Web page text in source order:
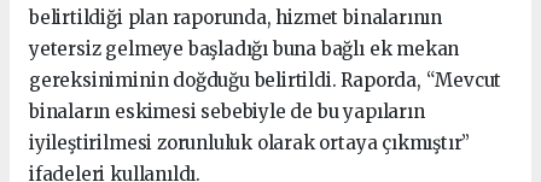
belirtildiği plan raporunda, hizmet binalarının
yetersiz gelmeye başladığı buna bağlı ek mekan
gereksiniminin doğduğu belirtildi. Raporda, “Mevcut
binaların eskimesi sebebiyle de bu yapıların
iyileştirilmesi zorunluluk olarak ortaya çıkmıştır”
ifadeleri kullanıldı.